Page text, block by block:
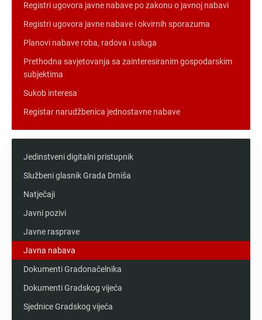
Registri ugovora javne nabave po zakonu o javnoj nabavi
Registri ugovora javne nabave i okvirnih sporazuma
Planovi nabave roba, radova i usluga
Prethodna savjetovanja sa zainteresiranim gospodarskim
subjektima
Sukob interesa
Registar narudžbenica jednostavne nabave
Jedinstveni digitalni pristupnik
Službeni glasnik Grada Drniša
Natječaji
Javni pozivi
Javne rasprave
Javna nabava
Dokumenti Gradonačelnika
Dokumenti Gradskog vijeća
Sjednice Gradskog vijeća